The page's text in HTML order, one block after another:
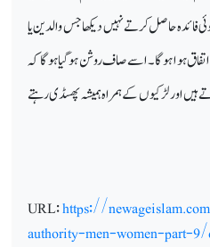
فائدہ حاصل کرتے نہیں دیکھا جس والدین یا
اتفاق ہوا ہوگا۔ اسے صاف روشن ہوگیا ہوگا کہ
اور لڑکیوں کے ہمراہ ہمیشہ پھسڈی رہتے
URL:https://
authority-men-women-part-